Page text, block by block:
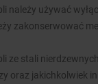
należy używać
zakonserwować
ze stali
oraz jakichkolwiek